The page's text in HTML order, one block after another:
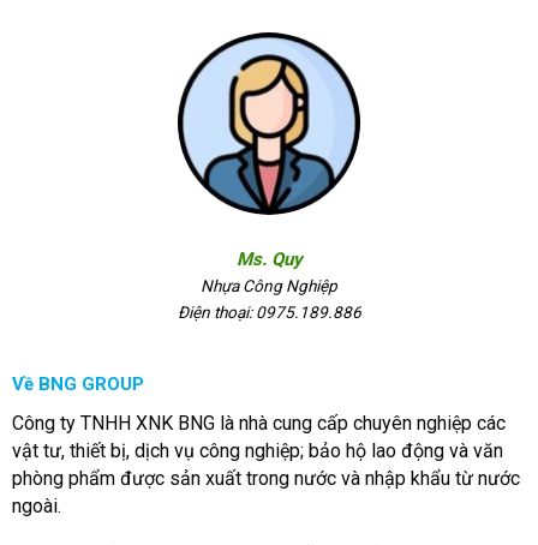
Ms. Quy
Nhựa Công Nghiệp
Điện thoại: 0975.189.886
Về BNG GROUP
Công ty TNHH XNK BNG là nhà cung cấp chuyên nghiệp các
vật tư, thiết bị, dịch vụ công nghiệp; bảo hộ lao động và văn
phòng phẩm được sản xuất trong nước và nhập khẩu từ nước
ngoài.